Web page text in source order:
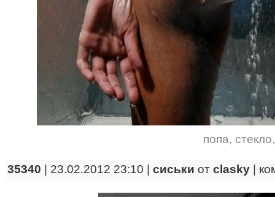
попа, стекло
35340 | 23.02.2012 23:10 | сиськи от clasky